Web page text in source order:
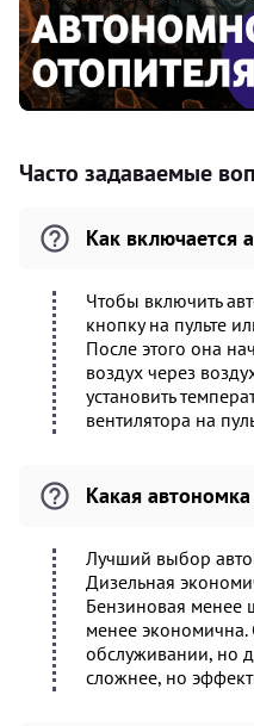
Часто задаваемые
Как включается
Чтобы включить
кнопку на пульте
После этого она
воздух через
установить
вентилятора на
Какая
Лучший выбор
Дизельная
Бензиновая менее
менее экономична.
обслуживании, но
сложнее, но